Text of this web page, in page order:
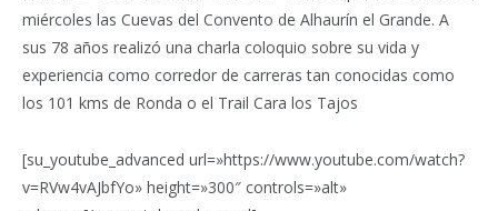
miércoles las Cuevas del Convento de Alhaurín el Grande. A
sus 78 años realizó una charla coloquio sobre su vida y
experiencia como corredor de carreras tan conocidas como
los 101 kms de Ronda o el Trail Cara los Tajos
[su_youtube_advanced url=»https://www.youtube.com/watch?
v=RVw4vAJbfYo» height=»300″ controls=»alt»